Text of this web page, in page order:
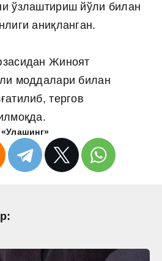
ўзлаштириш йўли билан
аниқланган.
Жиноят
моддалари билан
тергов
«Улашинг»